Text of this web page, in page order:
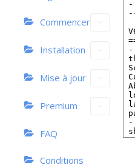
Commencer
Installation
Mise à jour
Premium
FAQ
Conditions